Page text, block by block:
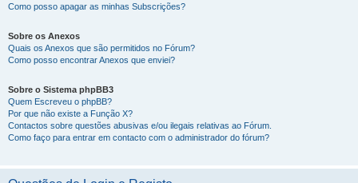
Como posso apagar as minhas Subscrições?
Sobre os Anexos
Quais os Anexos que são permitidos no Fórum?
Como posso encontrar Anexos que enviei?
Sobre o Sistema phpBB3
Quem Escreveu o phpBB?
Por que não existe a Função X?
Contactos sobre questões abusivas e/ou ilegais relativas ao Fórum.
Como faço para entrar em contacto com o administrador do fórum?